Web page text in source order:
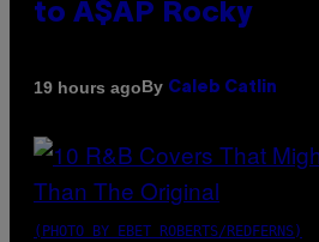
to A$AP Rocky
19 hours agoBy Caleb Catlin
(PHOTO BY EBET ROBERTS/REDFERNS)